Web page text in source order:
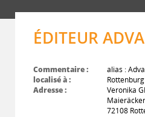
ÉDITEUR
Commentaire :
alias :
localisé à :
Rottenburg
Adresse :
Veronika
72108